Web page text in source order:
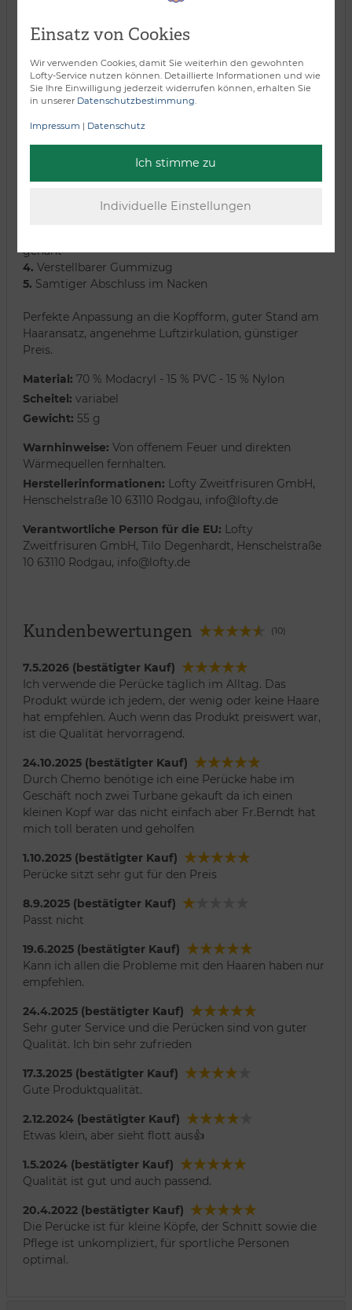
Tressen/Bänder
Eingearbeitete Passfedern für perfekten Sitz
genäht
4. Verstellbarer Gummizug
5. Samtiger Abschluss im Nacken
Perfekte Anpassung an die Kopfform, guter Stand am
Haaransatz, angenehme Luftzirkulation, günstiger
Preis.
Material: 70 % Modacryl - 15 % PVC - 15 % Nylon
Scheitel: variabel
Gewicht: 55 g
Warnhinweise: Von offenem Feuer und direkten
Wärmequellen fernhalten.
Herstellerinformationen: Lofty Zweitfrisuren GmbH,
Henschelstraße 10 63110 Rodgau, info@lofty.de
Verantwortliche Person für die EU: Lofty
Zweitfrisuren GmbH, Tilo Degenhardt, Henschelstraße
10 63110 Rodgau, info@lofty.de
Kundenbewertungen (10)
7.5.2026 (bestätigter Kauf)
Ich verwende die Perücke täglich im Alltag. Das
Produkt würde ich jedem, der wenig oder keine Haare
hat empfehlen. Auch wenn das Produkt preiswert war,
ist die Qualität hervorragend.
24.10.2025 (bestätigter Kauf)
Durch Chemo benötige ich eine Perücke habe im
Geschäft noch zwei Turbane gekauft da ich einen
kleinen Kopf war das nicht einfach aber Fr.Berndt hat
mich toll beraten und geholfen
1.10.2025 (bestätigter Kauf)
Perücke sitzt sehr gut für den Preis
8.9.2025 (bestätigter Kauf)
Passt nicht
19.6.2025 (bestätigter Kauf)
Kann ich allen die Probleme mit den Haaren haben nur
empfehlen.
24.4.2025 (bestätigter Kauf)
Sehr guter Service und die Perücken sind von guter
Qualität. Ich bin sehr zufrieden
17.3.2025 (bestätigter Kauf)
Gute Produktqualität.
2.12.2024 (bestätigter Kauf)
Etwas klein, aber sieht flott aus👍
1.5.2024 (bestätigter Kauf)
Qualität ist gut und auch passend.
20.4.2022 (bestätigter Kauf)
Die Perücke ist für kleine Köpfe, der Schnitt sowie die
Pflege ist unkompliziert, für sportliche Personen
optimal.
Einsatz von Cookies
Wir verwenden Cookies, damit Sie weiterhin den gewohnten
Lofty-Service nutzen können. Detaillierte Informationen und wie
Sie Ihre Einwilligung jederzeit widerrufen können, erhalten Sie
in unserer Datenschutzbestimmung
Impressum | Datenschutz
Ich stimme zu